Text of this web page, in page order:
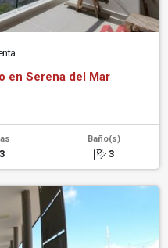
en Serena del Mar
3
Baño(s)
3